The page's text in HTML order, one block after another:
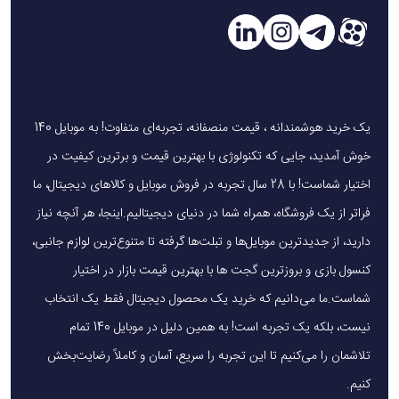
می‌شود گوشی توان لازم برای اجرای بازی‌ها و برنامه‌های سنگین را
داشته باشد و در عین حال مصرف باتری در استفاده‌های روزمره
بهینه باقی بماند.
پردازشگر گرافیکی (GPU)
واحد گرافیکی Mali-G57 MC2 مسئول مدیریت محتوای گرافیکی
است و اجرای بازی‌ها و برنامه‌های چندرسانه‌ای را روان می‌کند. این
GPU جزئیات بصری مناسبی در بازی‌ها و اپلیکیشن‌های ویرایش
تصویر و ویدئو نمایش می‌دهد و اجرای روان و با کیفیت محتوای
یک خرید هوشمندانه ، قیمت منصفانه، تجربه‌ای متفاوت! به موبایل 140
خوش آمدید، جایی که تکنولوژی با بهترین قیمت و برترین کیفیت در
اختیار شماست! با 28 سال تجربه در فروش موبایل و کالاهای دیجیتال، ما
فراتر از یک فروشگاه، همراه شما در دنیای دیجیتالیم.اینجا، هر آنچه نیاز
دارید، از جدیدترین موبایل‌ها و تبلت‌ها گرفته تا متنوع‌ترین لوازم جانبی،
کنسول بازی و بروزترین گجت ها با بهترین قیمت بازار در اختیار
شماست.ما می‌دانیم که خرید یک محصول دیجیتال فقط یک انتخاب
نیست، بلکه یک تجربه است! به همین دلیل در موبایل 140 تمام
تلاشمان را می‌کنیم تا این تجربه را سریع، آسان و کاملاً رضایت‌بخش
کنیم.